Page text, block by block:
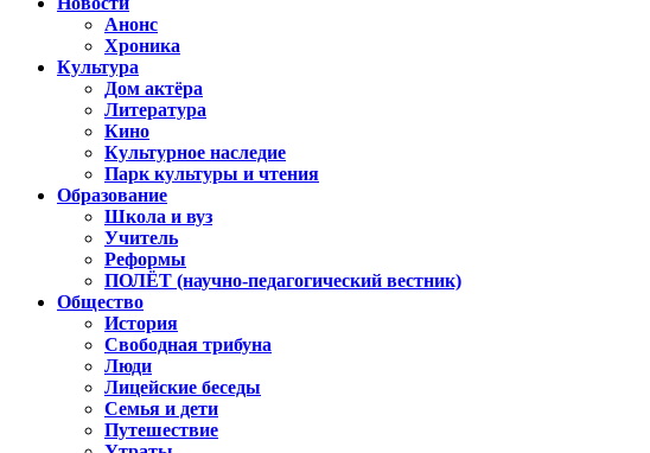
Анонс
Хроника
Культура
Дом актёра
Литература
Кино
Культурное наследие
Парк культуры и чтения
Образование
Школа и вуз
Учитель
Реформы
ПОЛЁТ (научно-педагогический вестник)
Общество
История
Свободная трибуна
Люди
Лицейские беседы
Семья и дети
Путешествие